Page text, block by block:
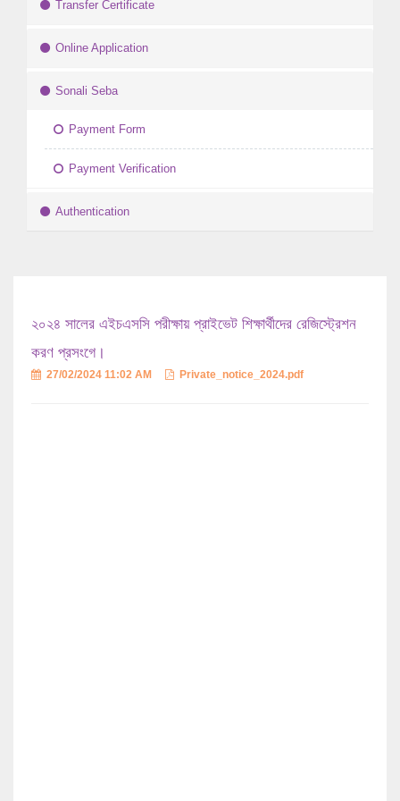
Transfer Certificate
Online Application
Sonali Seba
Payment Form
Payment Verification
Authentication
২০২৪ সালের এইচএসসি পরীক্ষায় প্রাইভেট শিক্ষার্থীদের রেজিস্ট্রেশন
করণ প্রসংগে।
27/02/2024 11:02 AM Private_notice_2024.pdf